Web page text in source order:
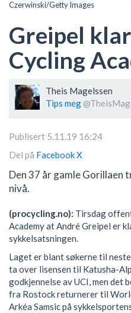
Czerwinski/Getty Images
Greipel
Cycling
Theis Magelssen
Tips meg
Publisert 5.11.19 16:24
Del på FacebookX
Den 37 år gamle Gorillaen
nivå.
(procycling.no): Tirsdag
Academy at André Greipel er
sykkelsatsningen.
Laget er blant søkerne til
ta over lisensen til Katusha-
godkjennelse av UCI, men
fra Rostock returnerer til
Arkéa Samsic på